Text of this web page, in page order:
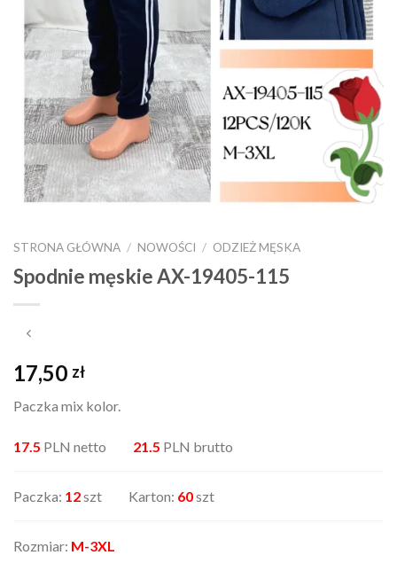
STRONA GŁÓWNA / NOWOŚCI / ODZIEŻ MĘSKA
Spodnie męskie AX-19405-115
17,50 zł
Paczka mix kolor.
17.5 PLN netto 21.5 PLN brutto
Paczka: 12szt Karton: 60szt
Rozmiar: M-3XL